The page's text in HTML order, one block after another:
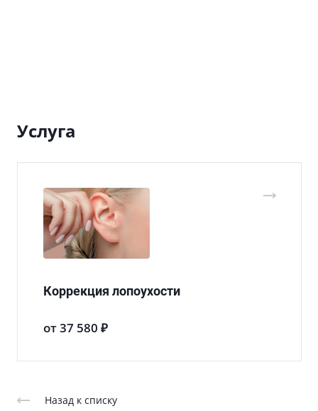
Услуга
Коррекция лопоухости
от 37 580 ₽
Назад к списку